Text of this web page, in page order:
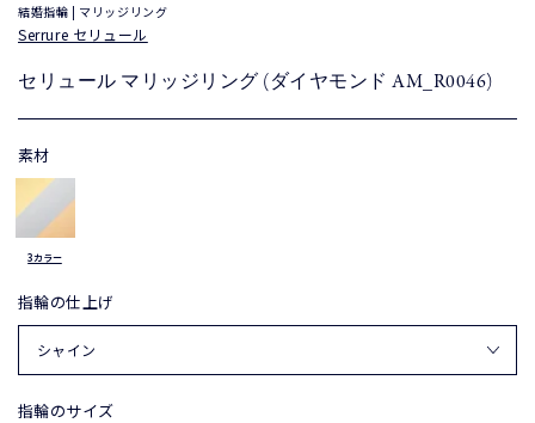
結婚指輪 | マリッジリング
Serrure セリュール
セリュール マリッジリング (ダイヤモンド AM_R0046)
素材
3カラー
指輪の仕上げ
指輪のサイズ